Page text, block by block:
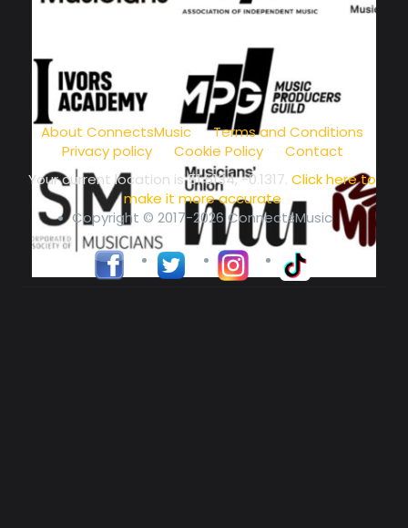
music community at its core
About ConnectsMusic
Terms and Conditions
Privacy policy
Cookie Policy
Contact
Your current location is51.5134, -0.1317.Click here to
make it more accurate
Copyright © 2017-2026 ConnectsMusic